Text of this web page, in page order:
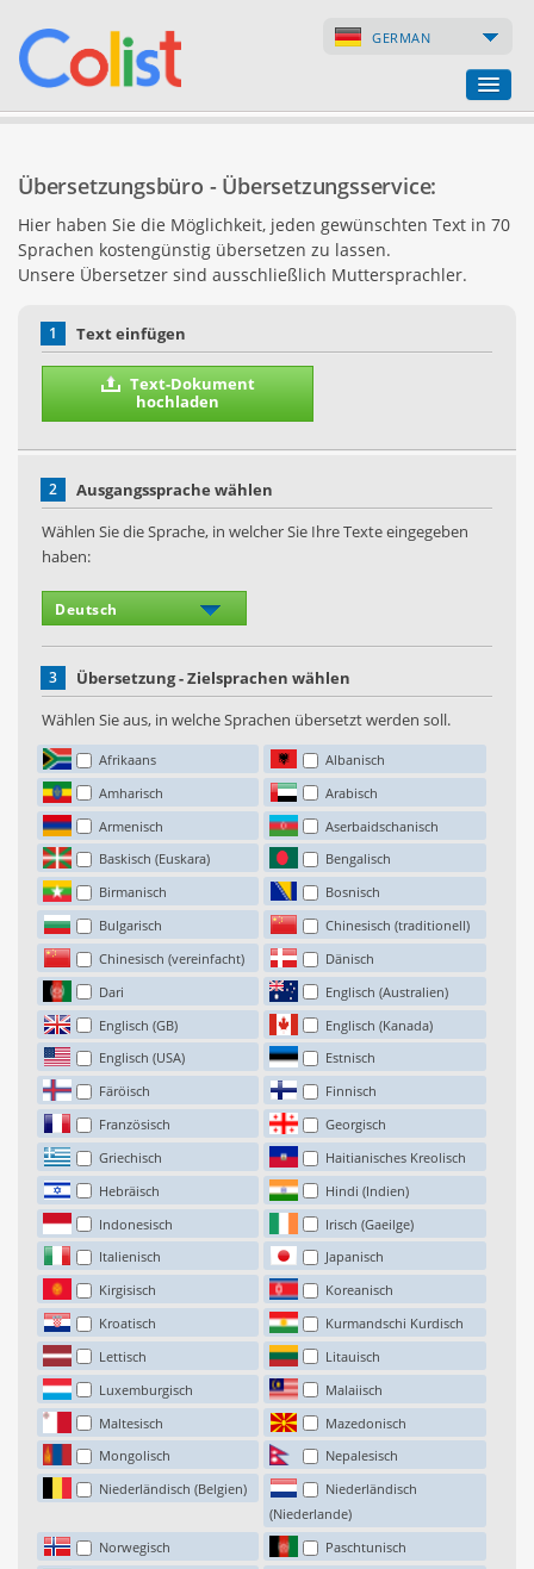
GERMAN
Firmenverzeichnis
Webseiten
Übersetzungsbüro - Übersetzungsservice:
Hier haben Sie die Möglichkeit, jeden gewünschten Text in 70
Sprachen kostengünstig übersetzen zu lassen.
Unsere Übersetzer sind ausschließlich Muttersprachler.
1 Text einfügen
Text-Dokument
hochladen
2
Ausgangssprache wählen
Wählen Sie die Sprache, in welcher Sie Ihre Texte eingegeben
haben:
3
Übersetzung - Zielsprachen wählen
Wählen Sie aus, in welche Sprachen übersetzt werden soll.
Afrikaans
Albanisch
Amharisch
Arabisch
Armenisch
Aserbaidschanisch
Baskisch (Euskara)
Bengalisch
Birmanisch
Bosnisch
Bulgarisch
Chinesisch (traditionell)
Chinesisch (vereinfacht)
Dänisch
Dari
Englisch (Australien)
Englisch (GB)
Englisch (Kanada)
Englisch (USA)
Estnisch
Färöisch
Finnisch
Französisch
Georgisch
Griechisch
Haitianisches Kreolisch
Hebräisch
Hindi (Indien)
Indonesisch
Irisch (Gaeilge)
Italienisch
Japanisch
Kirgisisch
Koreanisch
Kroatisch
Kurmandschi Kurdisch
Lettisch
Litauisch
Luxemburgisch
Malaiisch
Maltesisch
Mazedonisch
Mongolisch
Nepalesisch
Niederländisch (Belgien)
Niederländisch
(Niederlande)
Norwegisch
Paschtunisch